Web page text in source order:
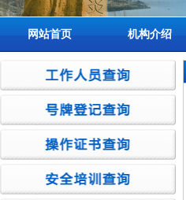
网站首页 机构介绍